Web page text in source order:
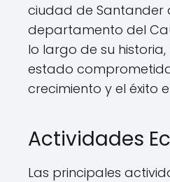
ciudad de Santander
departamento del
lo largo de su
estado
crecimiento y el éxito
Actividades
Las principales